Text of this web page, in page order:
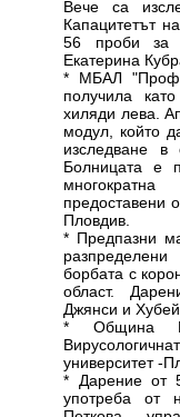
Вече са
Капацитетът
56 проби за
Екатерина
* МБАЛ "Проф.
получила
хиляди лева.
модул, който
изследване в
Болницата е
предоставени
Пловдив.
* Предпазни
борбата с
област.
Джянси и Хубей.
* Община
университет -
* Дарение от
употреба от